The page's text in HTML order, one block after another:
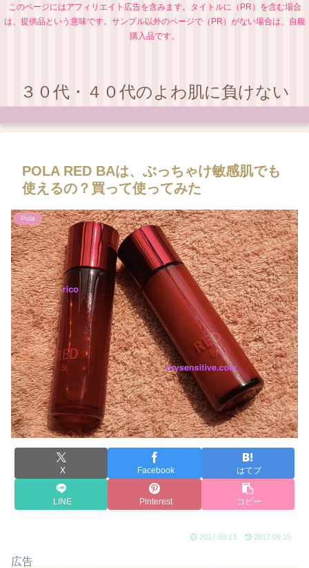
このページにはアフィリエイト広告を含みます。タイトルに（PR）を含む場合
は、提供品という意味です。サンプル以外のページで（PR）がない場合は、自腹
購入品です。
３０代・４０代のよわ肌に負けない
POLA RED BAは、ぶっちゃけ敏感肌でも
使えるの？買って使ってみた
Pola
X Facebook はてブ
LINE Pinterest コピー
2017.09.13 2017.09.15
広告